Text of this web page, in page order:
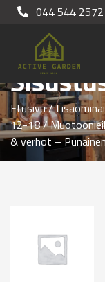
044 544 2572
Etusivu/
12-18/
& verhot –